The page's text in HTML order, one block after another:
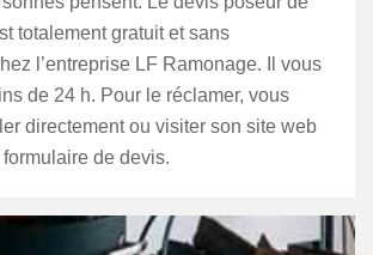
totalement gratuit et sans
l’entreprise LF Ramonage. Il vous
de 24 h. Pour le réclamer, vous
directement ou visiter son site web
de devis.